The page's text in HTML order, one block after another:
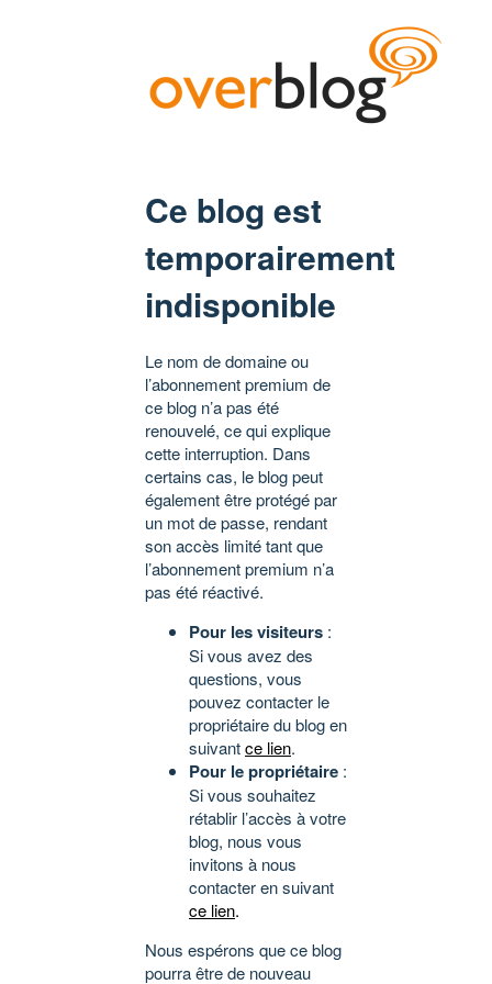
Ce blog est
temporairement
indisponible
Le nom de domaine ou
l’abonnement premium de
ce blog n’a pas été
renouvelé, ce qui explique
cette interruption. Dans
certains cas, le blog peut
également être protégé par
un mot de passe, rendant
son accès limité tant que
l’abonnement premium n’a
pas été réactivé.
Pour les visiteurs :
Si vous avez des
questions, vous
pouvez contacter le
propriétaire du blog en
suivantce lien.
Pour le propriétaire :
Si vous souhaitez
rétablir l’accès à votre
blog, nous vous
invitons à nous
contacter en suivant
ce lien.
Nous espérons que ce blog
pourra être de nouveau